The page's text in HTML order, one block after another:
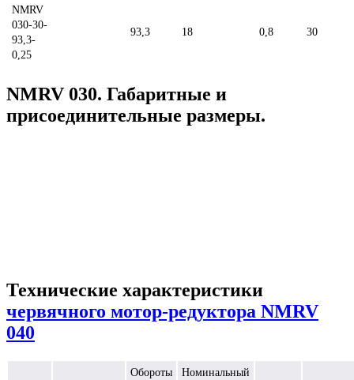
NMRV
030-30-
93,3-
0,25
93,3 18 0,8 30
NMRV 030. Габаритные и
присоединительные размеры.
Технические характеристики
червячного мотор-редуктора NMRV
040
Обороты
Номинальный